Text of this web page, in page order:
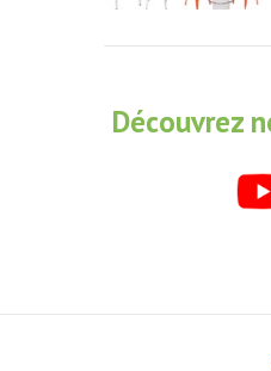
Découvrez